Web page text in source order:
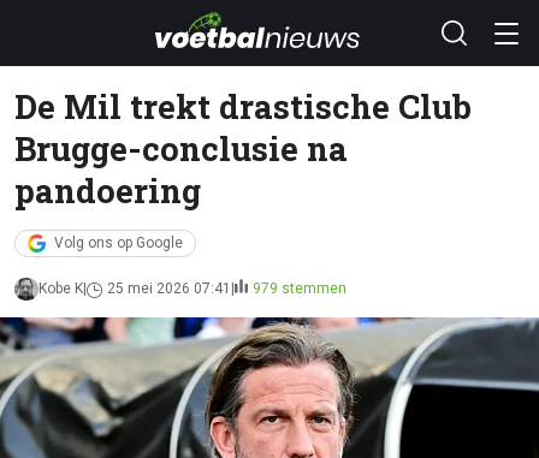
De Mil trekt drastische Club
Brugge-conclusie na
pandoering
Volg ons op Google
Kobe K 25 mei 2026 07:41 979 stemmen